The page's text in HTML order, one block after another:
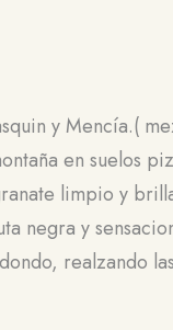
y Mencía.(
en suelos
limpio y
negra y
realzando las